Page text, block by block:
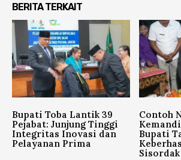
BERITA TERKAIT
Bupati Toba Lantik 39
Pejabat: Junjung Tinggi
Integritas Inovasi dan
Pelayanan Prima
Contoh
Bupati
Sisordak